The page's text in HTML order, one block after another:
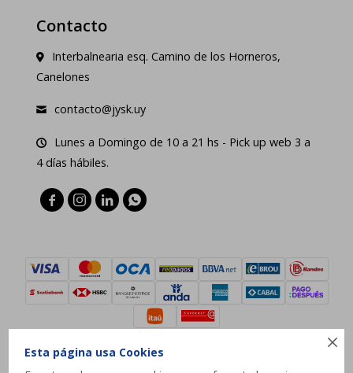

Esta página usa Cookies
Contacto
Interbalnearia esq. Camino de los Horneros,
Canelones
contacto@jysk.uy
Lunes a Domingo de 10 a 21 hs - Pick up web 3 a
4 días hábiles.
   